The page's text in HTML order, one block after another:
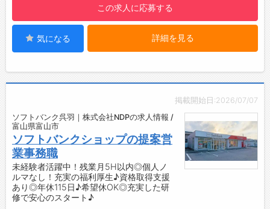
知識がすぐに活かせます。
★年2回昇給＆社内表彰制度
努力を見てくれる会社文化。若竹賞・若鷹賞・
社長賞など、頑張りをしっかり評価します。
交通費・資料費・資格受験費など、すべて会社
負担。安心して提案に集中できます。
仕事もプライベートも大切に。メリハリを持っ
て働ける環境です。
★健康経営優良法人ブライト500認定企業
社員の心身の健康を守り、長く働ける環境づく
りを続けています。
【メッセージ】
この求人に応募する
気になる 詳細を見る
掲載開始日:2026/07/07
ソフトバンク呉羽｜株式会社NDPの求人情報 /
富山県富山市
ソフトバンクショップの提案営
業事務職
未経験者活躍中！残業月5H以内◎個人ノ
ルマなし！充実の福利厚生♪資格取得支援
あり◎年休115日♪希望休OK◎充実した研
修で安心のスタート♪